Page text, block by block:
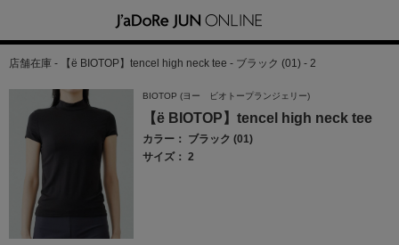
店舗在庫 - 【ё BIOTOP】tencel high neck tee - ブラック (01) - 2
BIOTOP (ヨー ビオトープランジェリー)
【ё BIOTOP】tencel high neck tee
カラー： ブラック (01)
サイズ： 2